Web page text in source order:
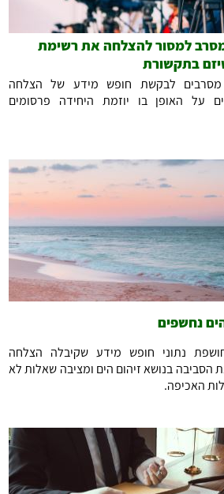
למסור להצלחה את רשימת
בתקשורת
לבקשת חופש מידע של הצלחה
על האופן בו יוזמת היחידה פרסומים
נחשפים
נתוני חופש מידע שקיבלה הצלחה
הסביבה בנושא זיהום הים ומציבה שאלות לא
האכיפה.